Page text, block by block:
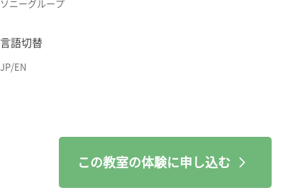
この教室の体験に申し込む
ソニーグループ
言語切替
JP/EN